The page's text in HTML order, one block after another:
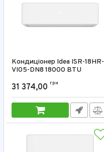
Кондиціонер Idea ISR-18HR-
VI05-DN8 18000 BTU
31 374,00 грн